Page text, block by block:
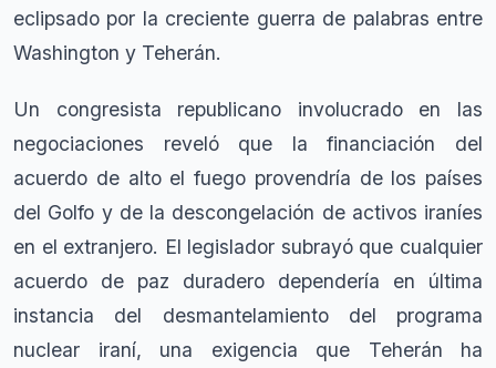
eclipsado por la creciente guerra de palabras entre
Washington y Teherán.
Un congresista republicano involucrado en las
negociaciones reveló que la financiación del
acuerdo de alto el fuego provendría de los países
del Golfo y de la descongelación de activos iraníes
en el extranjero. El legislador subrayó que cualquier
acuerdo de paz duradero dependería en última
instancia del desmantelamiento del programa
nuclear iraní, una exigencia que Teherán ha